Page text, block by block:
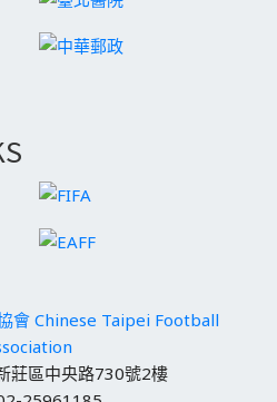
會 Chinese Taipei Football
莊區中央路730號2樓